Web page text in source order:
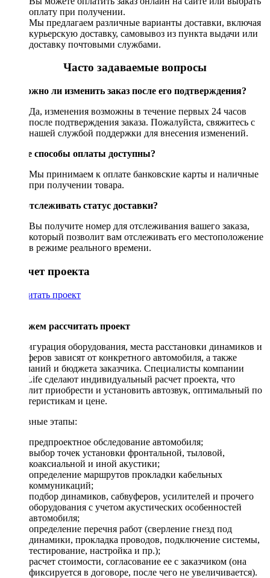
оплату при получении.
Мы предлагаем различные варианты доставки, включая
курьерскую доставку, самовывоз из пункта выдачи или
доставку почтовыми службами.
Часто задаваемые вопросы
Возможно ли изменить заказ после его подтверждения?
Да, изменения возможны в течение первых 24 часов
после подтверждения заказа. Пожалуйста, свяжитесь с
нашей службой поддержки для внесения изменений.
Какие способы оплаты доступны?
Мы принимаем к оплате банковские карты и наличные
при получении товара.
Как отслеживать статус доставки?
Вы получите номер для отслеживания вашего заказа,
который позволит вам отслеживать его местоположение
в режиме реального времени.
Рассчет проекта
Рассчитать проект
Поможем рассчитать проект
Конфигурация оборудования, места расстановки динамиков и
сабвуферов зависят от конкретного автомобиля, а также
пожеланий и бюджета заказчика. Специалисты компании
DriveLife сделают индивидуальный расчет проекта, что
позволит приобрести и установить автозвук, оптимальный по
характеристикам и цене.
Основные этапы:
предпроектное обследование автомобиля;
выбор точек установки фронтальной, тыловой,
коаксиальной и иной акустики;
определение маршрутов прокладки кабельных
коммуникаций;
подбор динамиков, сабвуферов, усилителей и прочего
оборудования с учетом акустических особенностей
автомобиля;
определение перечня работ (сверление гнезд под
динамики, прокладка проводов, подключение системы,
тестирование, настройка и пр.);
расчет стоимости, согласование ее с заказчиком (она
фиксируется в договоре, после чего не увеличивается).